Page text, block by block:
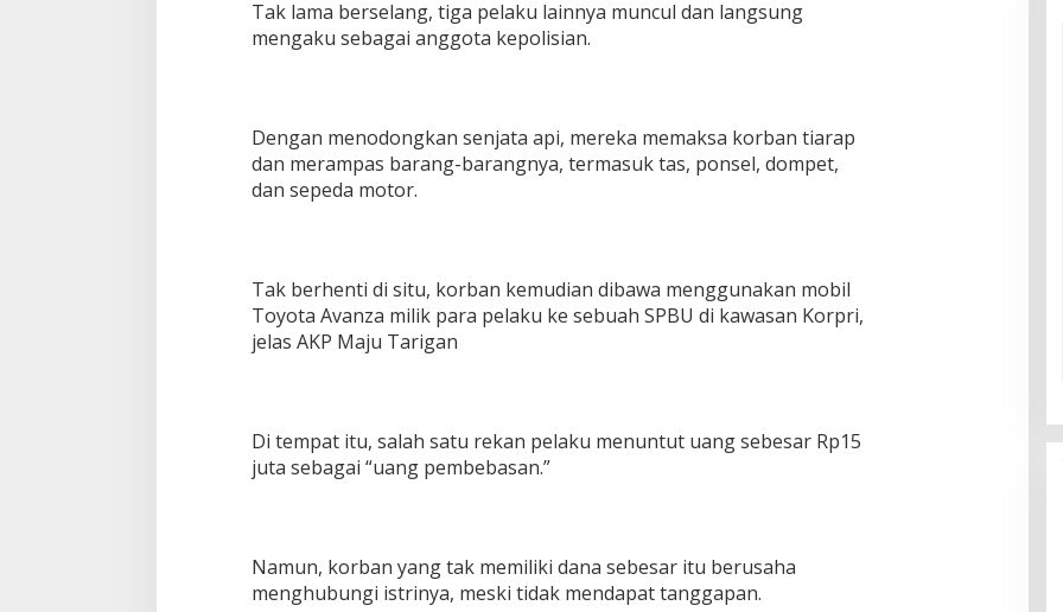
Tak lama berselang, tiga pelaku lainnya muncul dan langsung
mengaku sebagai anggota kepolisian.
Dengan menodongkan senjata api, mereka memaksa korban tiarap
dan merampas barang-barangnya, termasuk tas, ponsel, dompet,
dan sepeda motor.
Tak berhenti di situ, korban kemudian dibawa menggunakan mobil
Toyota Avanza milik para pelaku ke sebuah SPBU di kawasan Korpri,
jelas AKP Maju Tarigan
Di tempat itu, salah satu rekan pelaku menuntut uang sebesar Rp15
juta sebagai “uang pembebasan.”
Namun, korban yang tak memiliki dana sebesar itu berusaha
menghubungi istrinya, meski tidak mendapat tanggapan.